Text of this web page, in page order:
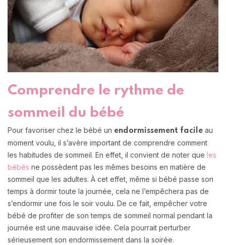
Comprendre le rythme de
sommeil du bébé
Pour favoriser chez le bébé un endormissement facile au
moment voulu, il s’avère important de comprendre comment
les habitudes de sommeil. En effet, il convient de noter que les
bébés ne possèdent pas les mêmes besoins en matière de
sommeil que les adultes. À cet effet, même si bébé passe son
temps à dormir toute la journée, cela ne l’empêchera pas de
s’endormir une fois le soir voulu. De ce fait, empêcher votre
bébé de profiter de son temps de sommeil normal pendant la
journée est une mauvaise idée. Cela pourrait perturber
sérieusement son endormissement dans la soirée.